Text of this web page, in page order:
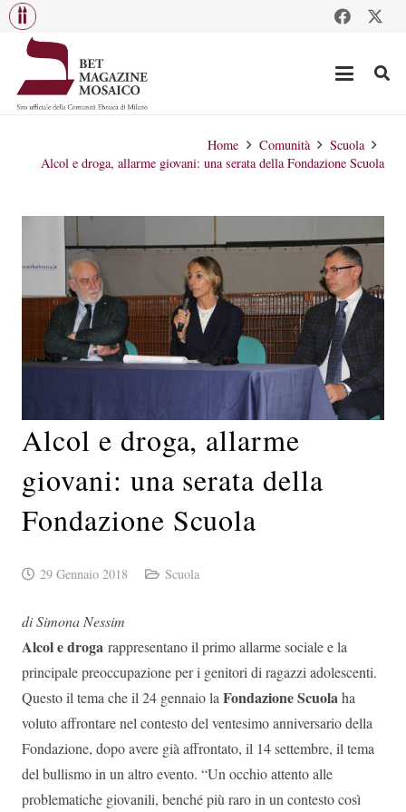
Home Comunità
Scuola
Alcol e droga, allarme giovani: una serata della Fondazione Scuola
Alcol e droga, allarme
giovani: una serata della
Fondazione Scuola
29 Gennaio 2018 Scuola
di Simona Nessim
Alcol e droga rappresentano il primo allarme sociale e la
principale preoccupazione per i genitori di ragazzi adolescenti.
Questo il tema che il 24 gennaio laFondazione Scuolaha
voluto affrontare nel contesto del ventesimo anniversario della
Fondazione, dopo avere già affrontato, il 14 settembre, il tema
del bullismo in un altro evento. “Un occhio attento alle
problematiche giovanili, benché più raro in un contesto così